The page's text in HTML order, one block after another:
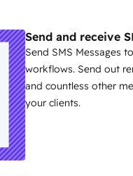
Send and receive
Send SMS Messages
workflows. Send out
and countless other
your clients.